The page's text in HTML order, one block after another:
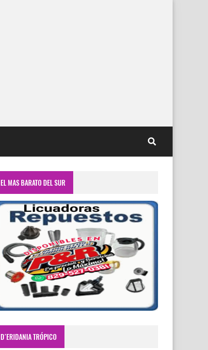
EL MAS BARATO DEL SUR
D´ERIDANIA TRÓPICO